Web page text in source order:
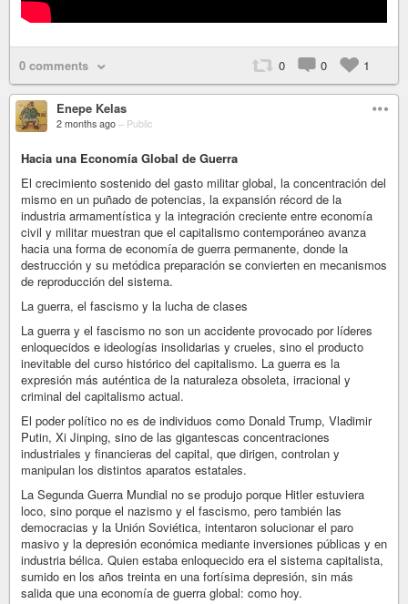
0 comments 0 0 1
Enepe Kelas
2 months ago – Public
Hacia una Economía Global de Guerra
El crecimiento sostenido del gasto militar global, la concentración del
mismo en un puñado de potencias, la expansión récord de la
industria armamentística y la integración creciente entre economía
civil y militar muestran que el capitalismo contemporáneo avanza
hacia una forma de economía de guerra permanente, donde la
destrucción y su metódica preparación se convierten en mecanismos
de reproducción del sistema.
La guerra, el fascismo y la lucha de clases
La guerra y el fascismo no son un accidente provocado por líderes
enloquecidos e ideologías insolidarias y crueles, sino el producto
inevitable del curso histórico del capitalismo. La guerra es la
expresión más auténtica de la naturaleza obsoleta, irracional y
criminal del capitalismo actual.
El poder político no es de individuos como Donald Trump, Vladimir
Putin, Xi Jinping, sino de las gigantescas concentraciones
industriales y financieras del capital, que dirigen, controlan y
manipulan los distintos aparatos estatales.
La Segunda Guerra Mundial no se produjo porque Hitler estuviera
loco, sino porque el nazismo y el fascismo, pero también las
democracias y la Unión Soviética, intentaron solucionar el paro
masivo y la depresión económica mediante inversiones públicas y en
industria bélica. Quien estaba enloquecido era el sistema capitalista,
sumido en los años treinta en una fortísima depresión, sin más
salida que una economía de guerra global: como hoy.